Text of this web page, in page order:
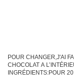
POUR CHANGER,J'AI
CHOCOLAT A
INGRÉDIENTS:POUR